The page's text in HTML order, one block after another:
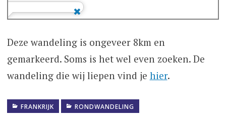
Deze wandeling is ongeveer 8km en
gemarkeerd. Soms is het wel even zoeken. De
wandeling die wij liepen vind je hier.
FRANKRIJK RONDWANDELING